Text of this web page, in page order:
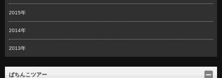
2015年
2014年
2013年
ぱちんこツアー